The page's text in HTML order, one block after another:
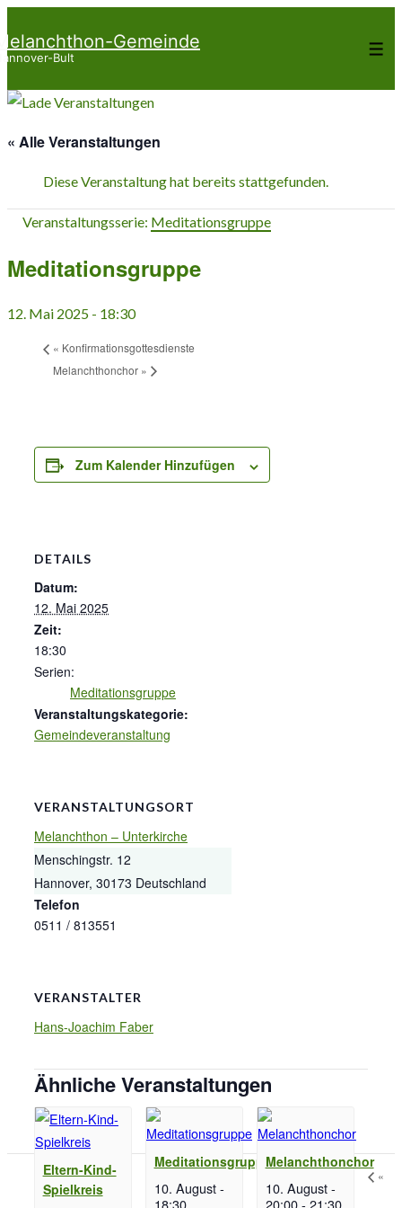
Zum
Gemeinde
Bult
« Alle Veranstaltungen
Diese Veranstaltung hat bereits stattgefunden.
Veranstaltungsserie: Meditationsgruppe
Meditationsgruppe
12. Mai 2025 - 18:30
« Konfirmationsgottesdienste
Melanchthonchor »
Zum Kalender Hinzufügen
DETAILS
Datum:
12. Mai 2025
Zeit:
18:30
Serien:
Meditationsgruppe
Veranstaltungskategorie:
Gemeindeveranstaltung
VERANSTALTUNGSORT
Melanchthon – Unterkirche
Menschingstr. 12
Hannover, 30173 Deutschland
Telefon
0511 / 813551
VERANSTALTER
Hans-Joachim Faber
Ähnliche Veranstaltungen
Eltern-Kind-
Spielkreis
Meditationsgruppe
10. August -
18:30
Melanchthonchor
10. August -
20:00- 21:30
«